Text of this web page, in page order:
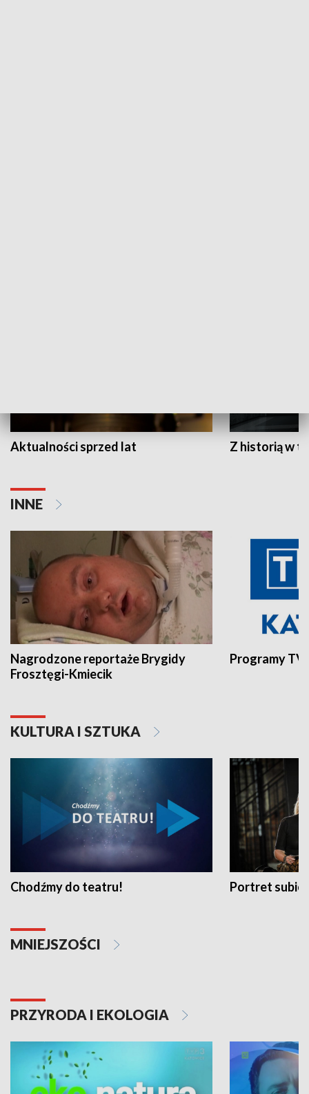
Aktualności sprzed lat Z historią w
INNE
Nagrodzone reportaże Brygidy
Frosztęgi-Kmiecik
Programy
KULTURA I SZTUKA
Chodźmy do teatru! Portret
MNIEJSZOŚCI
PRZYRODA I EKOLOGIA